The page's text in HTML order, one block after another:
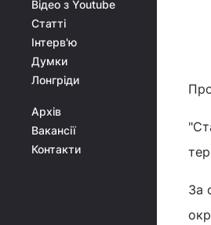
Відео з Youtube
Статті
Інтерв'ю
Думки
Лонгріди
Архів
Вакансії
Контакти
За